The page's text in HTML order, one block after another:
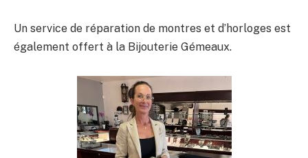
Un service de réparation de montres et d’horloges est
également offert à la Bijouterie Gémeaux.